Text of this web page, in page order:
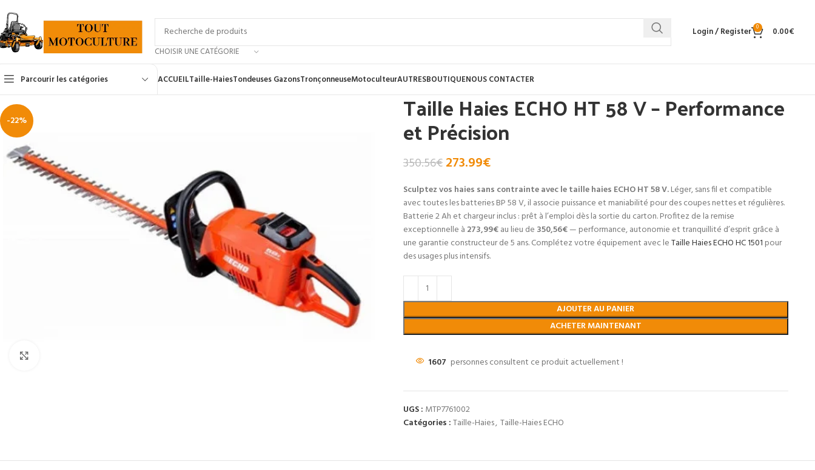
CHOISIR UNE CATÉGORIE
Login / Register 0 0.00€
Parcourir les catégories ACCUEILTaille-HaiesTondeuses GazonsTronçonneuseMotoculteurAUTRESBOUTIQUENOUS CONTACTER
-22% Taille Haies ECHO HT 58 V – Performance
et Précision
350.56€273.99€
Sculptez vos haies sans contrainte avec le taille haies ECHO HT 58 V.Léger, sans fil et compatible
avec toutes les batteries BP 58 V, il associe puissance et maniabilité pour des coupes nettes et régulières.
Batterie 2 Ah et chargeur inclus : prêt à l’emploi dès la sortie du carton. Profitez de la remise
exceptionnelle à 273,99€au lieu de 350,56€— performance, autonomie et tranquillité d’esprit grâce à
une garantie constructeur de 5 ans. Complétez votre équipement avec leTaille Haies ECHO HC 1501 pour
des usages plus intensifs.
AJOUTER AU PANIER
ACHETER MAINTENANT
1607 personnes consultent ce produit actuellement !
UGS : MTP7761002
Catégories :Taille-Haies, Taille-Haies ECHO